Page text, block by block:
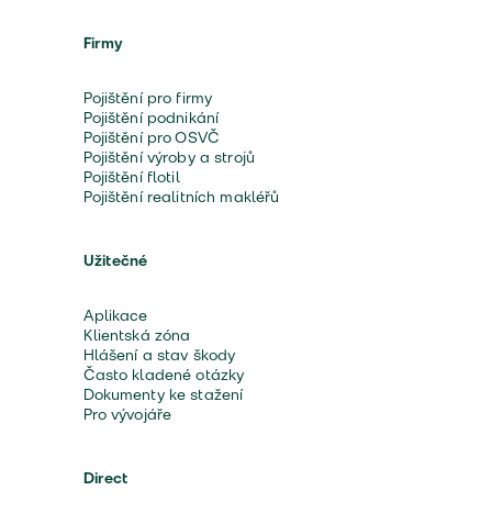
Firmy
Pojištění pro firmy
Pojištění podnikání
Pojištění pro OSVČ
Pojištění výroby a strojů
Pojištění flotil
Pojištění realitních makléřů
Užitečné
Aplikace
Klientská zóna
Hlášení a stav škody
Často kladené otázky
Dokumenty ke stažení
Pro vývojáře
Direct